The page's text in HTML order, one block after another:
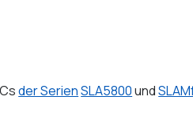
der SerienSLA5800und